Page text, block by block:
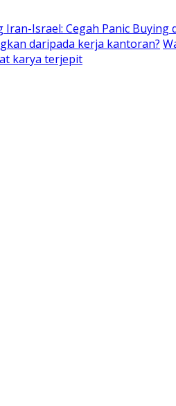
Israel: Cegah Panic Buying
daripada kerja kantoran?
karya terjepit